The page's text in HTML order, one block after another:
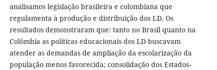
analisamos legislação brasileira e colombiana que
regulamenta à produção e distribuição dos LD. Os
resultados demonstraram que: tanto no Brasil quanto na
Colômbia as políticas educacionais dos LD buscavam
atender as demandas de ampliação da escolarização da
população menos favorecida; consolidação dos Estados-